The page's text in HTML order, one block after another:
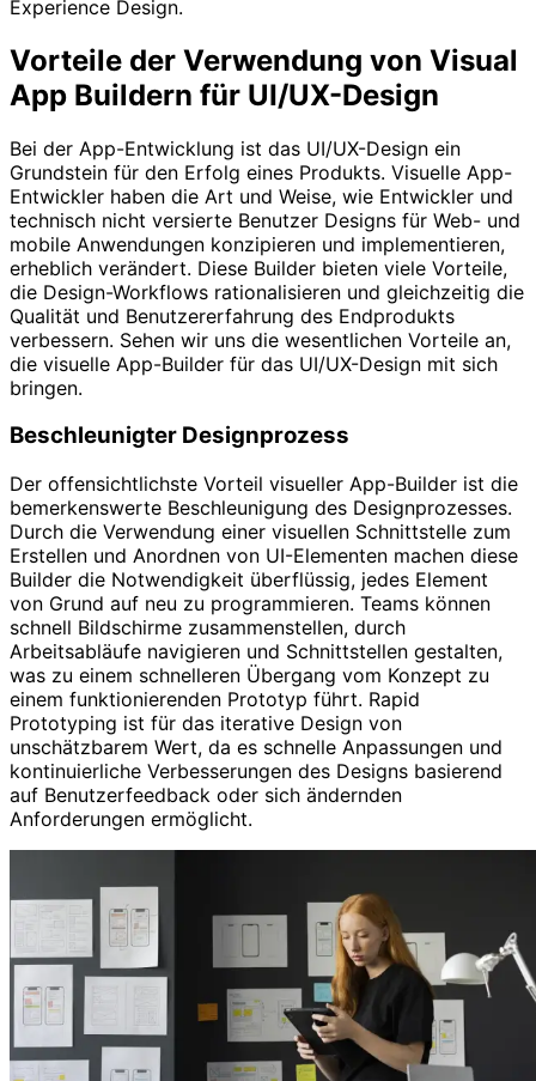
Experience Design.
Vorteile der Verwendung von Visual
App Buildern für UI/UX-Design
Bei der App-Entwicklung ist das UI/UX-Design ein
Grundstein für den Erfolg eines Produkts. Visuelle App-
Entwickler haben die Art und Weise, wie Entwickler und
technisch nicht versierte Benutzer Designs für Web- und
mobile Anwendungen konzipieren und implementieren,
erheblich verändert. Diese Builder bieten viele Vorteile,
die Design-Workflows rationalisieren und gleichzeitig die
Qualität und Benutzererfahrung des Endprodukts
verbessern. Sehen wir uns die wesentlichen Vorteile an,
die visuelle App-Builder für das UI/UX-Design mit sich
bringen.
Beschleunigter Designprozess
Der offensichtlichste Vorteil visueller App-Builder ist die
bemerkenswerte Beschleunigung des Designprozesses.
Durch die Verwendung einer visuellen Schnittstelle zum
Erstellen und Anordnen von UI-Elementen machen diese
Builder die Notwendigkeit überflüssig, jedes Element
von Grund auf neu zu programmieren. Teams können
schnell Bildschirme zusammenstellen, durch
Arbeitsabläufe navigieren und Schnittstellen gestalten,
was zu einem schnelleren Übergang vom Konzept zu
einem funktionierenden Prototyp führt. Rapid
Prototyping ist für das iterative Design von
unschätzbarem Wert, da es schnelle Anpassungen und
kontinuierliche Verbesserungen des Designs basierend
auf Benutzerfeedback oder sich ändernden
Anforderungen ermöglicht.